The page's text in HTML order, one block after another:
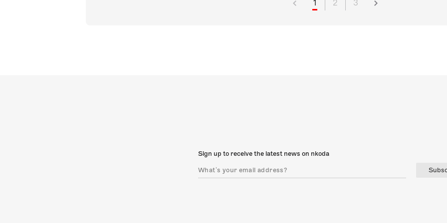
1 2 3
Sign up to receive the latest news on nkoda